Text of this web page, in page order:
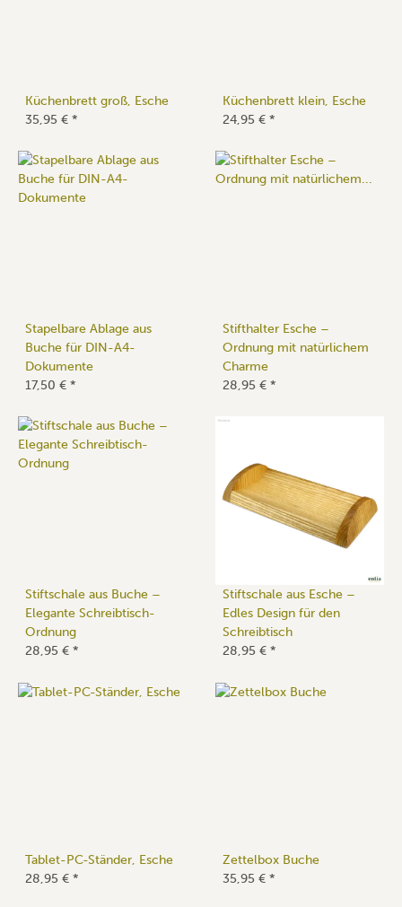
Küchenbrett groß, Esche
35,95 € *
Küchenbrett klein, Esche
24,95 € *
Stapelbare Ablage aus
Buche für DIN-A4-
Dokumente
17,50 € *
Stifthalter Esche –
Ordnung mit natürlichem
Charme
28,95 € *
Stiftschale aus Buche –
Elegante Schreibtisch-
Ordnung
28,95 € *
Stiftschale aus Esche –
Edles Design für den
Schreibtisch
28,95 € *
Tablet-PC-Ständer, Esche
28,95 € *
Zettelbox Buche
35,95 € *